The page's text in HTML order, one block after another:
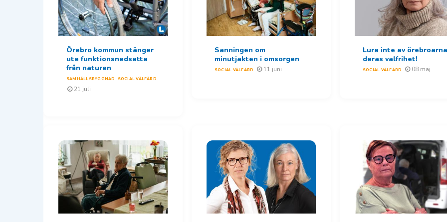
Örebro kommun stänger
ute funktionsnedsatta
från naturen
SAMHÄLLSBYGGNAD SOCIAL VÄLFÄRD
21 juli
Sanningen om
minutjakten i omsorgen
SOCIAL VÄLFÄRD 11 juni
Lura inte av örebroarna
deras valfrihet!
SOCIAL VÄLFÄRD 08 maj